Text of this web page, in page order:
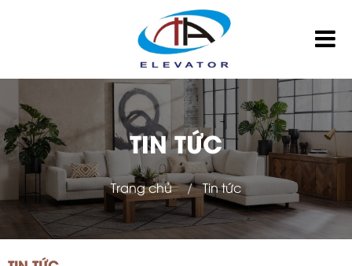
TIN TỨC
Trang chủ Tin tức